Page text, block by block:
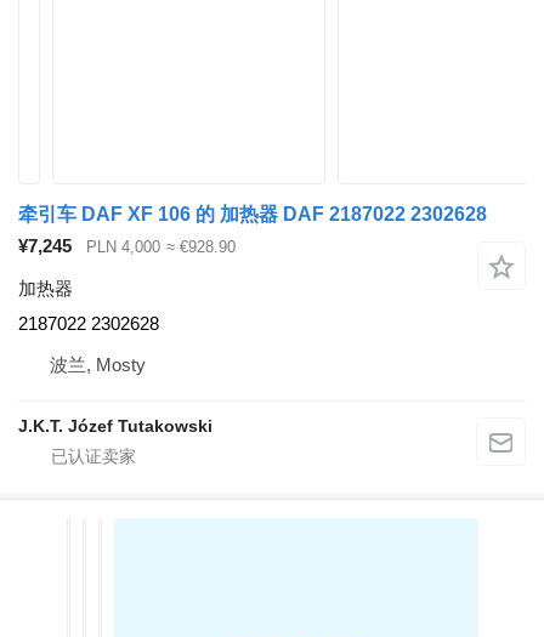
牵引车 DAF XF 106 的 加热器 DAF 2187022 2302628
¥7,245
PLN 4,000 ≈ €928.90
加热器
2187022 2302628
波兰, Mosty
J.K.T. Józef Tutakowski